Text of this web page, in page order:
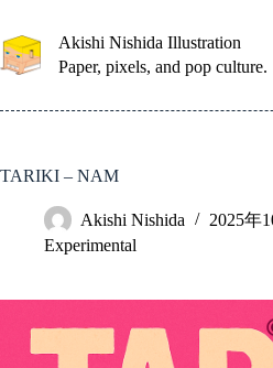
テ
ン
キ
Akishi Nishida Illustration
Paper, pixels, and pop culture.
TARIKI – NAM
Akishi Nishida
2025年
Experimental